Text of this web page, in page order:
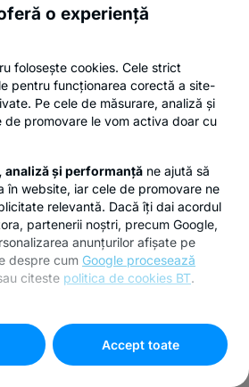
o experiență
folosește cookies. Cele strict
pentru funcționarea corectă a site-
Pe cele de măsurare, analiză și
de promovare le vom activa doar cu
analiză și performanță ne ajută să
în website, iar cele de promovare ne
relevantă. Dacă îți dai acordul
partenerii noștri, precum Google,
anunțurilor afișate pe
despre cum Google procesează
citeste politica de cookies BT.
Accept toate